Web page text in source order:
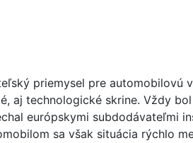
priemysel pre automobilovú
aj technologické skrine. Vždy
európskymi subdodávateľmi
sa však situácia rýchlo